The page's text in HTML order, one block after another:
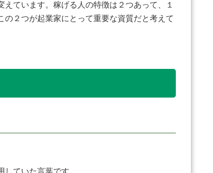
ています。稼げる人の特徴は２つあって、１
２つが起業家にとって重要な資質だと考えて
ていた言葉です。